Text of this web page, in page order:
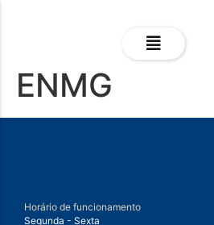
ENMG
Horário de funcionamento
Segunda - Sexta